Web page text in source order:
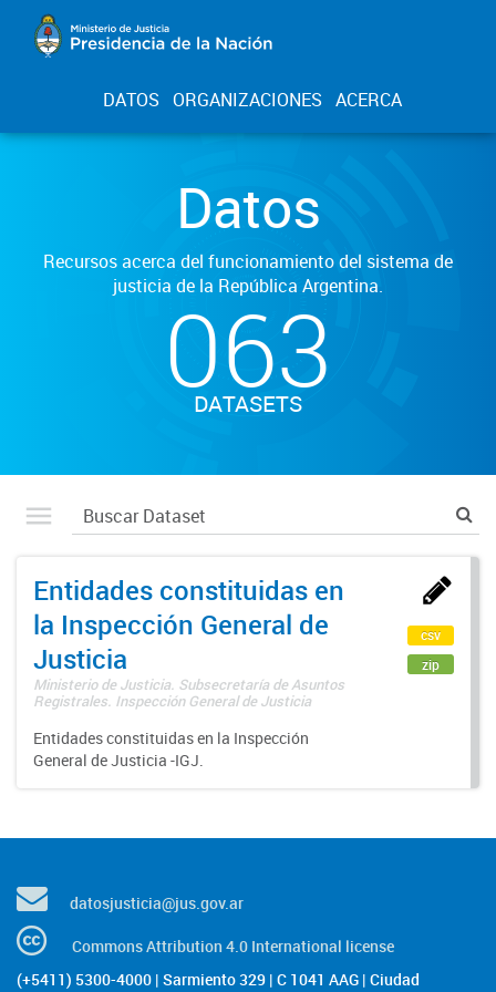
DATOS ORGANIZACIONES ACERCA
Datos
Recursos acerca del funcionamiento del sistema de
justicia de la República Argentina.
063
DATASETS
Entidades constituidas en
la Inspección General de
Justicia
Ministerio de Justicia. Subsecretaría de Asuntos
Registrales. Inspección General de Justicia
Entidades constituidas en la Inspección
General de Justicia -IGJ.
csv
zip
datosjusticia@jus.gov.ar
Commons Attribution 4.0 International license
(+5411) 5300-4000 | Sarmiento 329 | C 1041 AAG | Ciudad